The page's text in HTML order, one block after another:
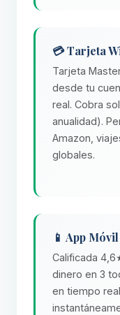
💳 Tarjeta
Tarjeta
desde tu
real. Cobra
anualidad).
Amazon,
globales.
📱 App
Calificada
dinero en 3
en tiempo